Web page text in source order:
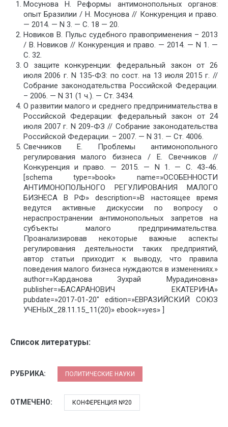
Мосунова Н. Реформы антимонопольных органов:
опыт Бразилии / Н. Мосунова // Конкуренция и право.
— 2014. — N 3. — С. 18 — 20.
Новиков В. Пульс судебного правоприменения – 2013
/ В. Новиков // Конкуренция и право. — 2014. — N 1. —
С. 32.
О защите конкуренции: федеральный закон от 26
июля 2006 г. N 135-ФЗ: по сост. на 13 июля 2015 г. //
Собрание законодательства Российской Федерации.
– 2006. — N 31 (1 ч.). — Ст. 3434.
О развитии малого и среднего предпринимательства в
Российской Федерации: федеральный закон от 24
июля 2007 г. N 209-ФЗ // Собрание законодательства
Российской Федерации. – 2007. — N 31. — Ст. 4006.
Свечников Е. Проблемы антимонопольного
регулирования малого бизнеса / Е. Свечников //
Конкуренция и право. — 2015. — N 1. — С. 43-46.
[schema type=»book» name=»ОСОБЕННОСТИ
АНТИМОНОПОЛЬНОГО РЕГУЛИРОВАНИЯ МАЛОГО
БИЗНЕСА В РФ» description=»В настоящее время
ведутся активные дискуссии по вопросу о
нераспространении антимонопольных запретов на
субъекты малого предпринимательства.
Проанализировав некоторые важные аспекты
регулирования деятельности таких предприятий,
автор статьи приходит к выводу, что правила
поведения малого бизнеса нуждаются в изменениях.»
author=»Карданова Зухрай Мурадиновна»
publisher=»БАСАРАНОВИЧ ЕКАТЕРИНА»
pubdate=»2017-01-20″ edition=»ЕВРАЗИЙСКИЙ СОЮЗ
УЧЕНЫХ_28.11.15_11(20)» ebook=»yes» ]
Список литературы:
РУБРИКА: ПОЛИТИЧЕСКИЕ НАУКИ
ОТМЕЧЕНО: КОНФЕРЕНЦИЯ №20